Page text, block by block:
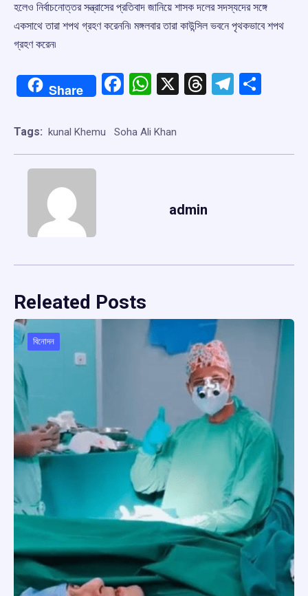
হলেও নির্বাচনোত্তর সন্ত্রাসের প্রতিবাদ জানিয়ে শাসক দলের সদস্যদের সঙ্গে
একসাথে তারা শপথ গ্রহণ করেননি৷ মঙ্গলবার তারা কাউন্সিল ভবনে পৃথকভাবে শপথ
গ্রহণ করেন৷
Share Facebook
WhatsApp
X Threads
Tags: kunal Khemu Soha Ali Khan
admin
Releated Posts
বিনোদন